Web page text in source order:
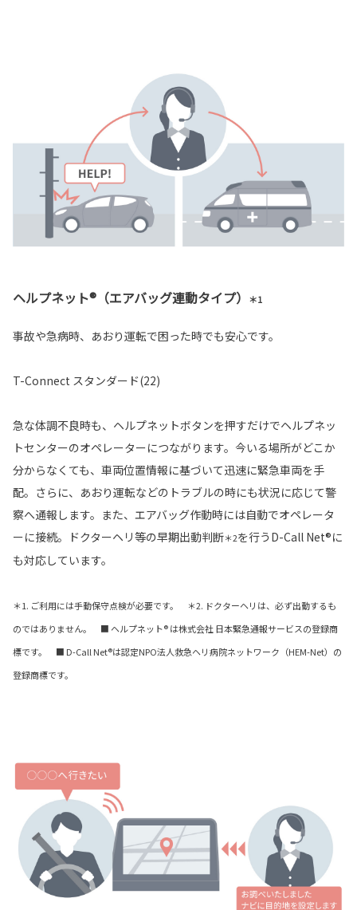
ヘルプネット®（エアバッグ連動タイプ） ＊1
事故や急病時、あおり運転で困った時でも安心です。
T-Connect スタンダード(22)
急な体調不良時も、ヘルプネットボタンを押すだけでヘルプネッ
トセンターのオペレーターにつながります。今いる場所がどこか
分からなくても、車両位置情報に基づいて迅速に緊急車両を手
配。さらに、あおり運転などのトラブルの時にも状況に応じて警
察へ通報します。また、エアバッグ作動時には自動でオペレータ
ーに接続。ドクターヘリ等の早期出動判断＊2を行うD-Call Net®に
も対応しています。
＊1. ご利用には手動保守点検が必要です。 ＊2. ドクターヘリは、必ず出動するも
のではありません。 ■ ヘルプネット® は株式会社 日本緊急通報サービスの登録商
標です。 ■ D-Call Net®は認定NPO法人救急ヘリ病院ネットワーク（HEM-Net）の
登録商標です。